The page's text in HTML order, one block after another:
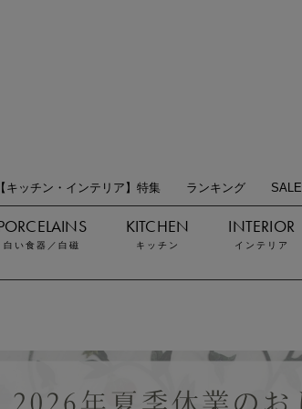
【キッチン・インテリア】特集 ランキング SALE
白い食器／白磁 キッチン インテリア